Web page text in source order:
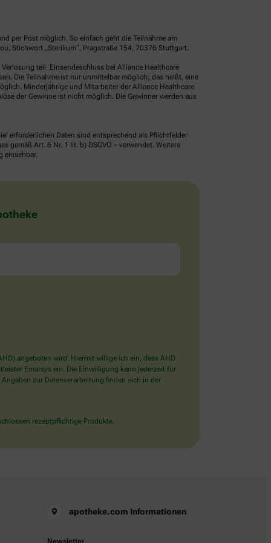
per Post möglich. So einfach geht die Teilnahme am
Stichwort „Sterilium“, Pragstraße 154, 70376 Stuttgart.
teil. Einsendeschluss bei Alliance Healthcare
Die Teilnahme ist nur unmittelbar möglich; das heißt, eine
Minderjährige und Mitarbeiter der Alliance Healthcare
der Gewinne ist nicht möglich. Die Gewinner werden aus
erforderlichen Daten sind entsprechend als Pflichtfelder
gemäß Art. 6 Nr. 1 lit. b) DSGVO – verwendet. Weitere
einsehbar.
angeboten wird. Hiermit willige ich ein, dass AHD
Emarsys ein. Die Einwilligung kann jederzeit für
zur Datenverarbeitung finden sich in der
rezeptpflichtige Produkte.
apotheke.com Informationen
Newsletter